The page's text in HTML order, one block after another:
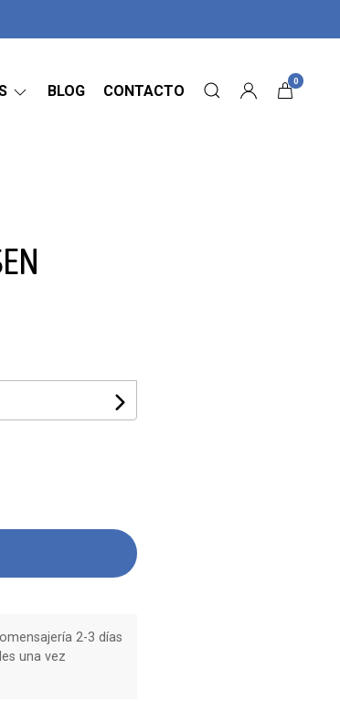
BLOG CONTACTO
0
2-3 días
una vez